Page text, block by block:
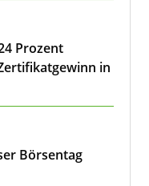
Prozent
in
Börsentag